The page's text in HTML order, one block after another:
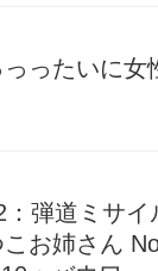
ったいに女
弾道ミサイ
お姉さん